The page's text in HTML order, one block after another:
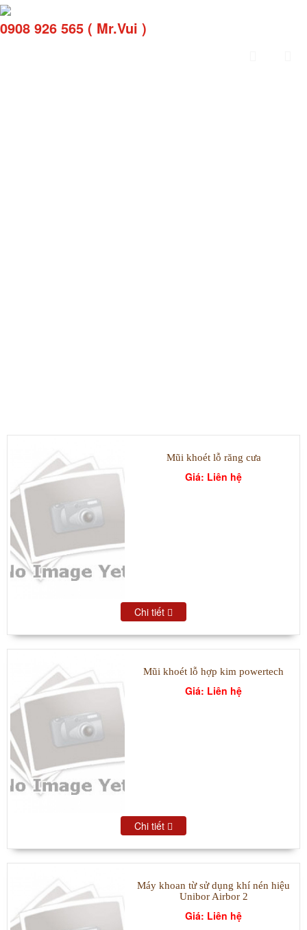
0908 926 565 ( Mr.Vui )
Mũi khoét lỗ răng cưa
Giá: Liên hệ
Chi tiết
Mũi khoét lỗ hợp kim powertech
Giá: Liên hệ
Chi tiết
Máy khoan từ sử dụng khí nén hiệu
Unibor Airbor 2
Giá: Liên hệ